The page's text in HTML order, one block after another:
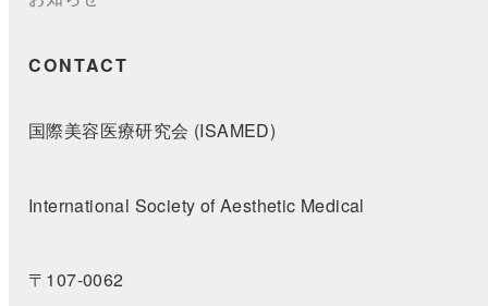
CONTACT
国際美容医療研究会 (ISAMED)
International Society of Aesthetic Medical
〒107-0062